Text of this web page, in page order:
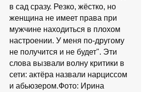
в сад сразу. Резко, жёстко, но
женщина не имеет права при
мужчине находиться в плохом
настроении. У меня по-другому
не получится и не будет". Эти
слова вызвали волну критики в
сети: актёра назвали нарциссом
и абьюзером.Фото: Ирина